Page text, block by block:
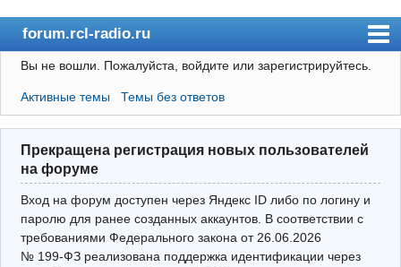
forum.rcl-radio.ru
rcl-radio.ru
Форум
Пользователи
Правила
Поиск
Вход(логин\пароль)
Вы не вошли. Пожалуйста, войдите или зарегистрируйтесь.
Активные темы Темы без ответов
Прекращена регистрация новых пользователей
на форуме
Вход на форум доступен через Яндекс ID либо по логину и
паролю для ранее созданных аккаунтов. В соответствии с
требованиями Федерального закона от 26.06.2026
№ 199‑ФЗ реализована поддержка идентификации через